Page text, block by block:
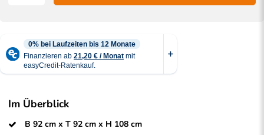
Im Überblick
B 92 cm x T 92 cm x H 108 cm